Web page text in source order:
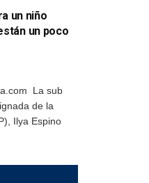
un niño
un poco
La sub
de la
Ilya Espino